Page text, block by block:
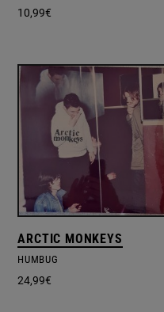
10,99€
ARCTIC MONKEYS
HUMBUG
24,99€